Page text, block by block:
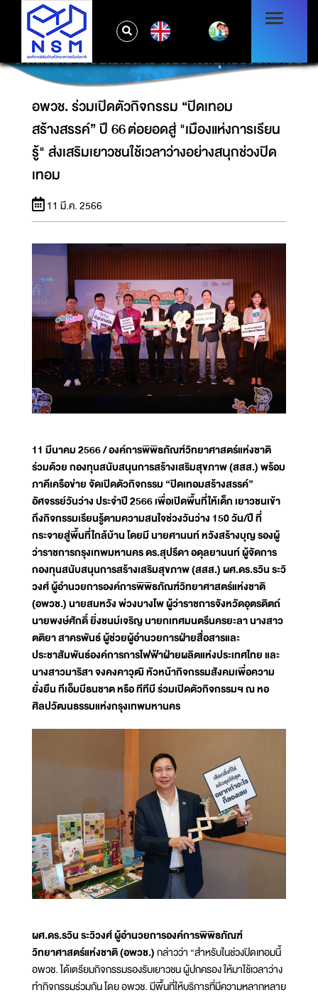
อพวช. ร่วมเปิดตัวกิจกรรม “ปิดเทอม
สร้างสรรค์” ปี 66 ต่อยอดสู่ "เมืองแห่งการเรียนรู้"
ส่งเสริมเยาวชนใช้เวลาว่างอย่างสนุกช่วงปิดเทอม
อพวช. ร่วมเปิดตัวกิจกรรม “ปิดเทอม
สร้างสรรค์” ปี 66 ต่อยอดสู่ "เมืองแห่งการเรียน
รู้" ส่งเสริมเยาวชนใช้เวลาว่างอย่างสนุกช่วงปิด
เทอม
11 มี.ค. 2566
11 มีนาคม 2566 / องค์การพิพิธภัณฑ์วิทยาศาสตร์แห่งชาติ
ร่วมด้วย กองทุนสนับสนุนการสร้างเสริมสุขภาพ (สสส.) พร้อม
ภาคีเครือข่าย จัดเปิดตัวกิจกรรม “ปิดเทอมสร้างสรรค์”
อัศจรรย์วันว่าง ประจำปี 2566 เพื่อเปิดพื้นที่ให้เด็ก เยาวชนเข้า
ถึงกิจกรรมเรียนรู้ตามความสนใจช่วงวันว่าง 150 วัน/ปี ที่
กระจายสู่พื้นที่ใกล้บ้าน โดยมี นายศานนท์ หวังสร้างบุญ รองผู้
ว่าราชการกรุงเทพมหานคร ดร.สุปรีดา อดุลยานนท์ ผู้จัดการ
กองทุนสนับสนุนการสร้างเสริมสุขภาพ (สสส.) ผศ.ดร.รวิน ระวิ
วงศ์ ผู้อำนวยการองค์การพิพิธภัณฑ์วิทยาศาสตร์แห่งชาติ
(อพวช.) นายสมหวัง พ่วงบางโพ ผู้ว่าราชการจังหวัดอุตรดิตถ์
นายพงษ์ศักดิ์ ยิ่งชนม์เจริญ นายกเทศมนตรีนครยะลา นางสาว
ตติยา สาครพันธ์ ผู้ช่วยผู้อำนวยการฝ่ายสื่อสารและ
ประชาสัมพันธ์องค์การการไฟฟ้าฝ่ายผลิตแห่งประเทศไทย และ
นางสาวมาริสา จงคงคาวุฒิ หัวหน้ากิจกรรมสังคมเพื่อความ
ยั่งยืน ทีเอ็มบีธนชาต หรือ ทีทีบี ร่วมเปิดตัวกิจกรรมฯ ณ หอ
ศิลปวัฒนธรรมแห่งกรุงเทพมหานคร
ผศ.ดร.รวิน ระวิวงศ์ ผู้อำนวยการองค์การพิพิธภัณฑ์
วิทยาศาสตร์แห่งชาติ (อพวช.)กล่าวว่า “สำหรับในช่วงปิดเทอมนี้
อพวช. ได้เตรียมกิจกรรมรองรับเยาวชน ผู้ปกครอง ให้มาใช้เวลาว่าง
ทำกิจกรรมร่วมกัน โดย อพวช. มีพื้นที่ให้บริการที่มีความหลากหลาย